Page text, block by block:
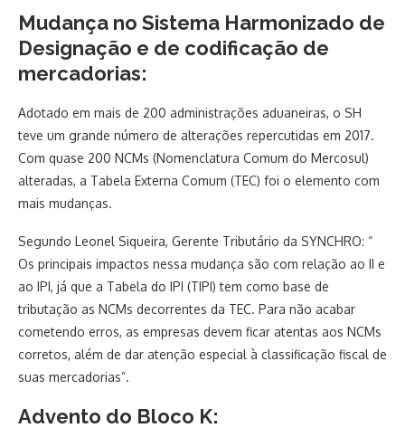
Mudança no Sistema Harmonizado de
Designação e de codificação de
mercadorias:
Adotado em mais de 200 administrações aduaneiras, o SH
teve um grande número de alterações repercutidas em 2017.
Com quase 200 NCMs (Nomenclatura Comum do Mercosul)
alteradas, a Tabela Externa Comum (TEC) foi o elemento com
mais mudanças.
Segundo Leonel Siqueira, Gerente Tributário da SYNCHRO: “
Os principais impactos nessa mudança são com relação ao II e
ao IPI, já que a Tabela do IPI (TIPI) tem como base de
tributação as NCMs decorrentes da TEC. Para não acabar
cometendo erros, as empresas devem ficar atentas aos NCMs
corretos, além de dar atenção especial à classificação fiscal de
suas mercadorias”.
Advento do Bloco K: